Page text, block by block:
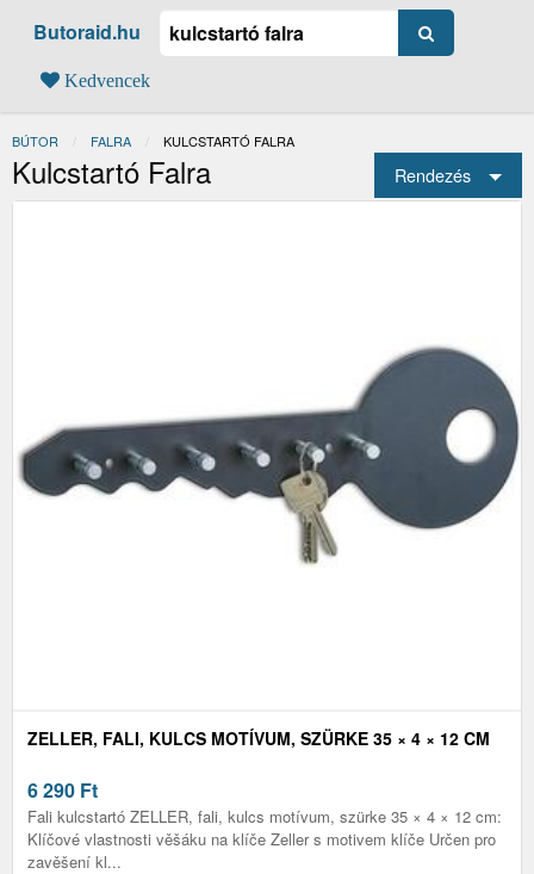
Butoraid.hu
Kedvencek
BÚTOR FALRA JELENLEGI:
KULCSTARTÓ FALRA
Kulcstartó Falra Rendezés
ZELLER, FALI, KULCS MOTÍVUM, SZÜRKE 35 × 4 × 12 CM
6 290 Ft
Fali kulcstartó ZELLER, fali, kulcs motívum, szürke 35 × 4 × 12 cm:
Klíčové vlastnosti věšáku na klíče Zeller s motivem klíče Určen pro
zavěšení kl...